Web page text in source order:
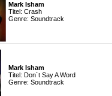
Mark Isham
Titel: Crash
Genre: Soundtrack
Mark Isham
Titel: Don´t Say A Word
Genre: Soundtrack